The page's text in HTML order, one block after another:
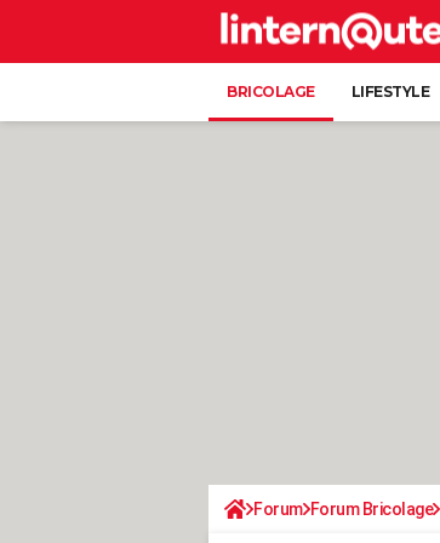
BRICOLAGE LIFESTYLE
Forum Forum Bricolage